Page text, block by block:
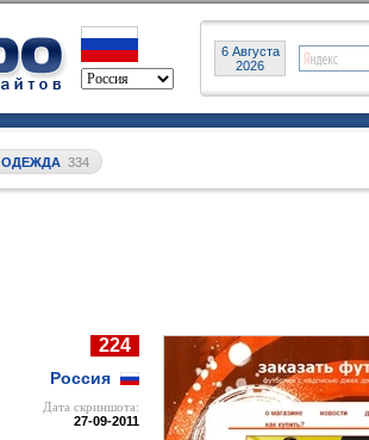
6 Августа
2026
ОДЕЖДА 334
224
Россия
Дата cкриншота:
27-09-2011